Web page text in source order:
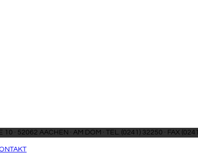
SCHMIEDSTRASSE 10 · 52062